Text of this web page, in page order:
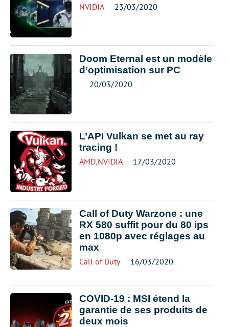
NVIDIA 23/03/2020
Doom Eternal est un modèle
d’optimisation sur PC
20/03/2020
L’API Vulkan se met au ray
tracing !
AMD,NVIDIA 17/03/2020
Call of Duty Warzone : une
RX 580 suffit pour du 80 ips
en 1080p avec réglages au
max
Call of Duty 16/03/2020
COVID-19 : MSI étend la
garantie de ses produits de
deux mois